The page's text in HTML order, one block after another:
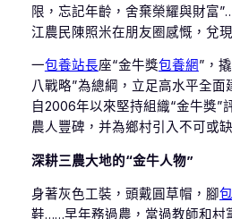
限，忘記年齡，舍棄榮耀與財富
江農民陳照米在朋友圈感慨，兌
一包養站長座“金牛獎包養網”，
八戰略”為總綱，立足高水平全面
自2006年以來堅持組織“金牛獎”
農人豐碑，并為鄉村引入不可或
深耕三農大地的“金牛人物”
身著灰色工裝，頭戴圓草帽，腳
鞋……早年務過農，當過教師和村